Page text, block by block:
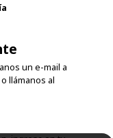
un e-mail a
o llámanos al